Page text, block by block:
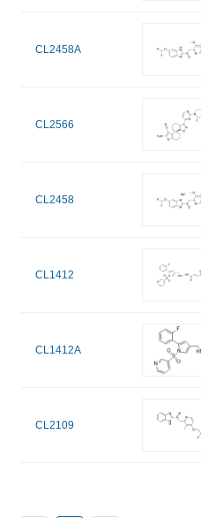
CL2458A
CL2566
CL2458
CL1412
CL1412A
CL2109